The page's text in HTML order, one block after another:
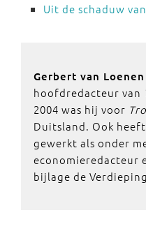
Uit de schaduw
Gerbert van Loenen
hoofdredacteur van
2004 was hij voor
Duitsland. Ook
gewerkt als onder
economieredacteur
bijlage de